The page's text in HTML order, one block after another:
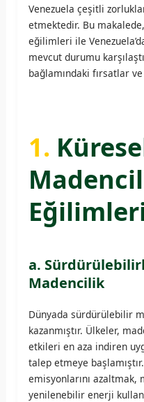
Venezuela çeşitli
etmektedir. Bu
eğilimleri ile
mevcut durumu
bağlamındaki fırsatlar
1.
a.
Madencilik
Dünyada sürdürülebilir
kazanmıştır. Ülkeler,
etkileri en aza indiren
talep etmeye
emisyonlarını azaltmak,
yenilenebilir enerji